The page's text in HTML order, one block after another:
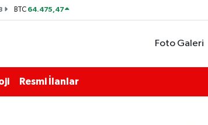
BTC 64.475,47
Foto Galeri
Resmi İlanlar